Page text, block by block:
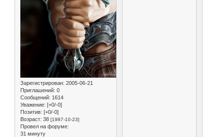
Зарегистрирован: 2005-06-21
Приглашений: 0
Сообщений: 1614
Уважение: [+0/-0]
Позитив: [+0/-0]
Возраст: 38 [1987-10-23]
Провел на форуме:
31 минуту